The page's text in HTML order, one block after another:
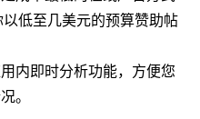
低至几美元的预算赞助帖
内即时分析功能，方便您
。